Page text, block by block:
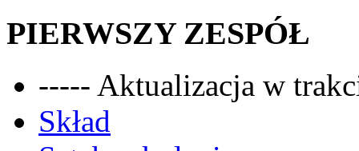
PIERWSZY ZESPÓŁ
----- Aktualizacja w
Skład